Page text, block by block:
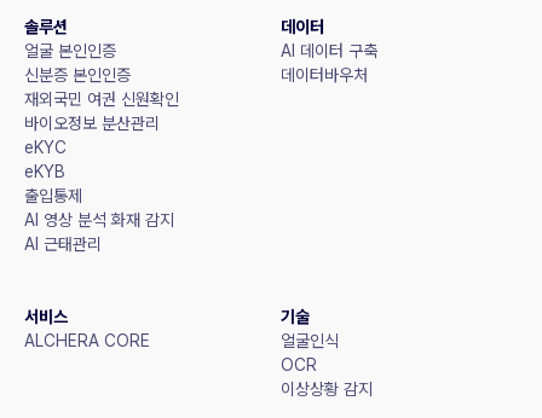
솔루션
얼굴 본인인증
신분증 본인인증
재외국민 여권 신원확인
바이오정보 분산관리
eKYC
eKYB
출입통제
AI 영상 분석 화재 감지
AI 근태관리
데이터
AI 데이터 구축
데이터바우처
서비스
ALCHERA CORE
기술
얼굴인식
OCR
이상상황 감지